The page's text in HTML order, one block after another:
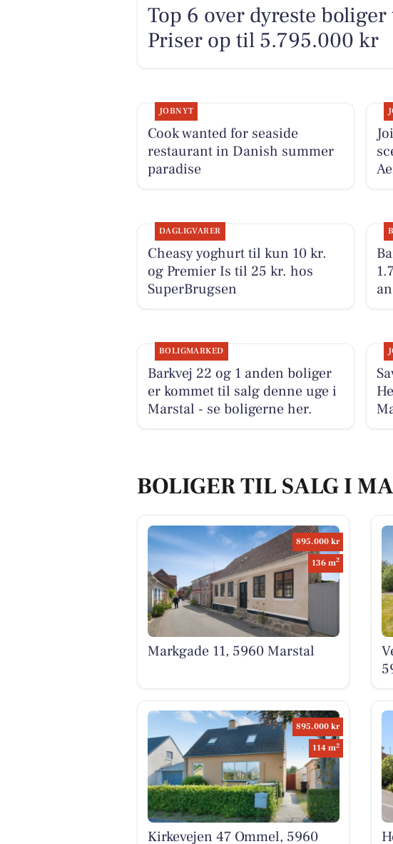
Top 6 over dyreste
Priser op til 5.795.000 kr
JOBNYT
Cook wanted for seaside
restaurant in Danish summer
paradise
DAGLIGVARER
Cheasy yoghurt til kun 10 kr.
og Premier Is til 25 kr. hos
SuperBrugsen
BOLIGMARKED
Barkvej 22 og 1 anden boliger
er kommet til salg denne uge i
Marstal - se boligerne her.
BOLIGER TIL SALG I
895.000 kr
136 m2
Markgade 11, 5960 Marstal
895.000 kr
114 m2
Kirkevejen 47 Ommel, 5960